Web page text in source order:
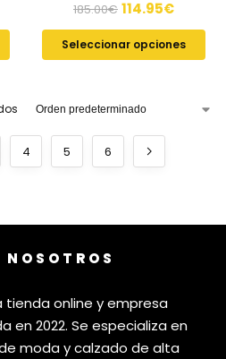
185.00€ 114.95€
Seleccionar opciones
4 5 6
NOSOTROS
tienda online y empresa
en 2022. Se especializa en
moda y calzado de alta